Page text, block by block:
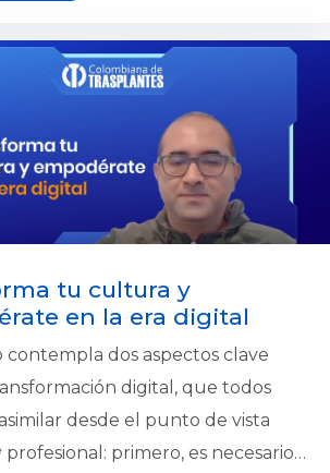
contra posibles amenazas, riesgos
tu cultura y
en la era digital
contempla dos aspectos clave
digital, que todos
desde el punto de vista
profesional: primero, es necesario